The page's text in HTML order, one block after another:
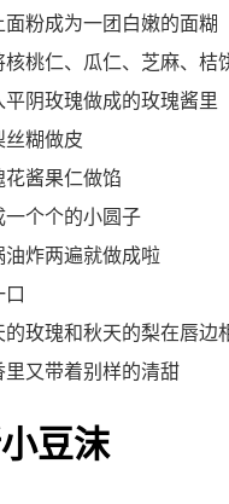
面粉成为一团白嫩的面糊
核桃仁、瓜仁、芝麻、桔
平阴玫瑰做成的玫瑰酱里
丝糊做皮
花酱果仁做馅
一个个的小圆子
油炸两遍就做成啦
口
的玫瑰和秋天的梨在唇边
里又带着别样的清甜
小豆沫